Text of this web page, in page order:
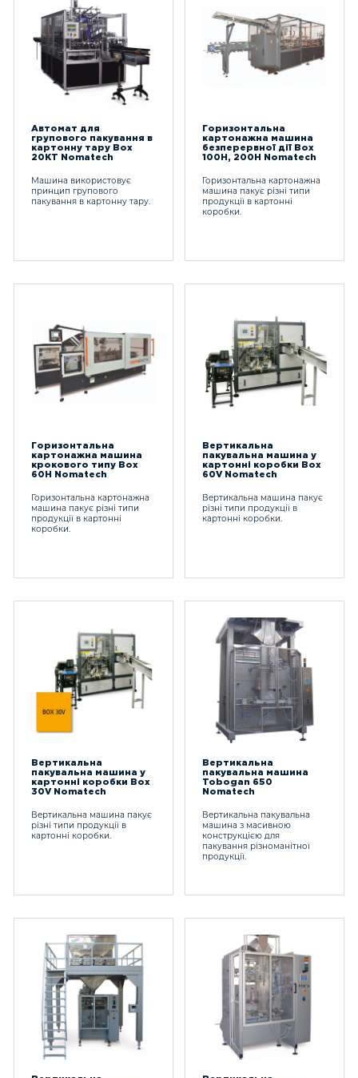
Автомат для
групового пакування в
картонну тару Box
20KT Nomatech
Машина використовує
принцип групового
пакування в картонну тару.
Горизонтальна
картонажна машина
безперервної дії Box
100H, 200H Nomatech
Горизонтальна картонажна
машина пакує різні типи
продукції в картонні
коробки.
Горизонтальна
картонажна машина
крокового типу Box
60H Nomatech
Горизонтальна картонажна
машина пакує різні типи
продукції в картонні
коробки.
Вертикальна
пакувальна машина у
картонні коробки Box
60V Nomatech
Вертикальна машина пакує
різні типи продукції в
картонні коробки.
Вертикальна
пакувальна машина у
картонні коробки Box
30V Nomatech
Вертикальна машина пакує
різні типи продукції в
картонні коробки.
Вертикальна
пакувальна машина
Tobogan 650
Nomatech
Вертикальна пакувальна
машина з масивною
конструкцією для
пакування різноманітної
продукції.